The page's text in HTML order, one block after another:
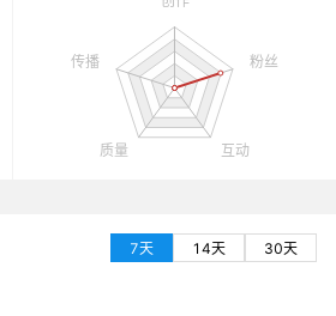
7天 14天 30天